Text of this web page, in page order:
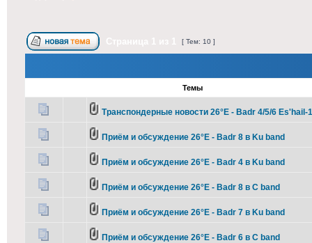
[ Тем: 10 ]
Темы
Транспондерные новости 26°E - Badr 4/5/6 Es'hail-
Приём и обсуждение 26°E - Badr 8 в Ku band
Приём и обсуждение 26°E - Badr 4 в Ku band
Приём и обсуждение 26°E - Badr 8 в C band
Приём и обсуждение 26°E - Badr 7 в Ku band
Приём и обсуждение 26°E - Badr 6 в C band